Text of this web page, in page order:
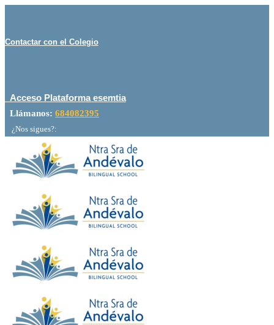
Contactar con el Colegio
Acceso Plataforma esemtia
Llámanos: 684082395
¿Nos sigues?: